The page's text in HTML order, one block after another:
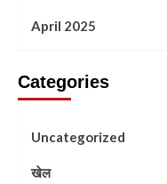
April 2025
Categories
Uncategorized
खेल